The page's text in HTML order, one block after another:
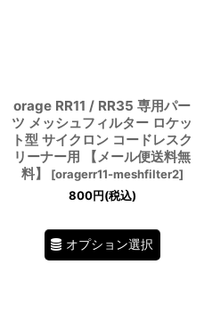
orage RR11 / RR35 専用パー
ツ メッシュフィルター ロケッ
ト型 サイクロン コードレスク
リーナー用 【メール便送料無
料】
[oragerr11-meshfilter2]
800円(税込)
オプション選択